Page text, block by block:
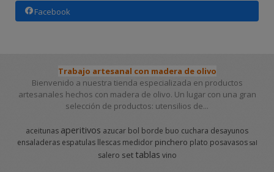
Facebook
Trabajo artesanal con madera de olivo
Bienvenido a nuestra tienda especializada en productos
artesanales hechos con madera de olivo. Un lugar con una gran
selección de productos: utensilios de...
aceitunas aperitivos azucar bol borde buo cuchara desayunos
ensaladeras espatulas llescas medidor pinchero plato posavasos sal
salero set tablas vino